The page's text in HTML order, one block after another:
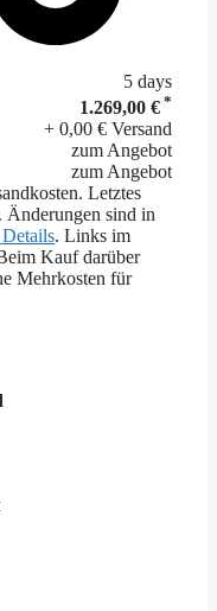
5 days
1.269,00 € *
+ 0,00 € Versand
zum Angebot
zum Angebot
Letztes
Änderungen sind in
. Links im
Kauf darüber
Mehrkosten für